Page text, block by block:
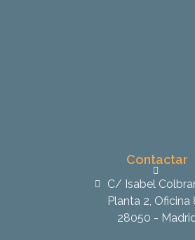
Contactar
C/ Isabel
Planta 2, Oficina
28050 -